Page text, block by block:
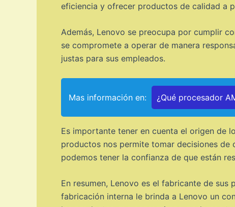
eficiencia y ofrecer productos de calidad a
Además, Lenovo se preocupa por cumplir
se compromete a operar de manera
justas para sus empleados.
Mas información en: ¿Qué procesador
Es importante tener en cuenta el origen de
productos nos permite tomar decisiones de
podemos tener la confianza de que están
En resumen, Lenovo es el fabricante de
fabricación interna le brinda a Lenovo un